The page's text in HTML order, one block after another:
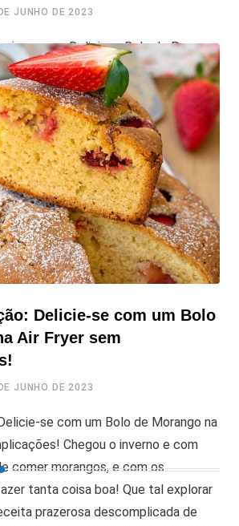
JUNHO DE 2023
com o Delicioso Bolo de Paçoca
para celebrar uma das festas
deliciosas do Brasil? Sim! Estou
Temos uma sugestão de bolo
festa junina da família! Estamos numa
aproveitar as delícias típicas,
Delicie-se com um Bolo
Air Fryer sem
JUNHO DE 2023
se com um Bolo de Morango na
Chegou o inverno e com
comer morangos, e com os
tanta coisa boa! Que tal explorar
prazerosa descomplicada de